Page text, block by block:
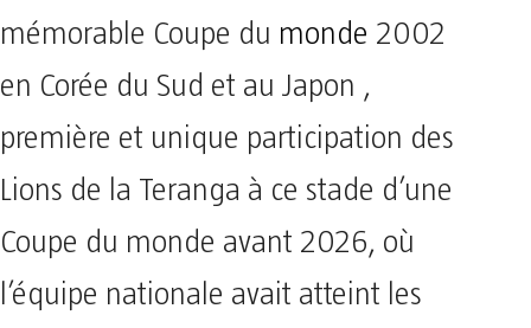
mémorable Coupe du monde 2002
en Corée du Sud et au Japon ,
première et unique participation des
Lions de la Teranga à ce stade d’une
Coupe du monde avant 2026, où
l’équipe nationale avait atteint les